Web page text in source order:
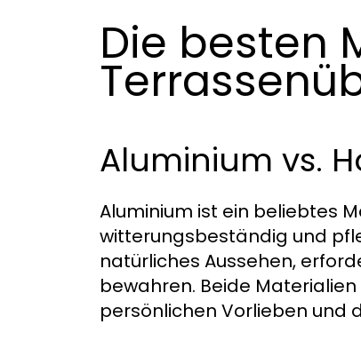
Die besten
Aluminium vs.
Aluminium ist ein beliebtes
witterungsbeständig und
natürliches Aussehen,
bewahren. Beide
persönlichen Vorlieben und